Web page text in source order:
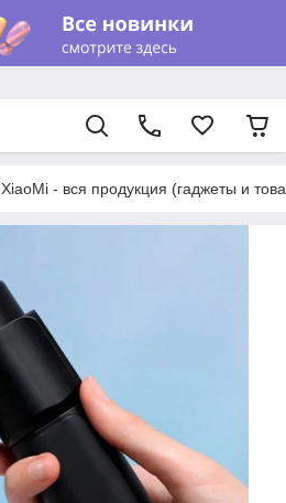
XiaoMi - вся продукция (гаджеты и